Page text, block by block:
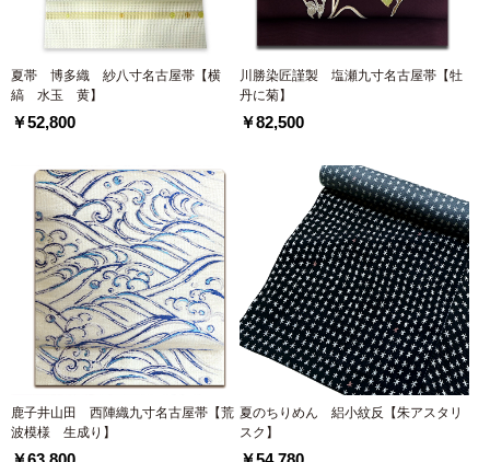
夏帯 博多織 紗八寸名古屋帯【横
縞 水玉 黄】
￥52,800
川勝染匠謹製 塩瀬九寸名古屋帯【牡
丹に菊】
￥82,500
鹿子井山田 西陣織九寸名古屋帯【荒
波模様 生成り】
夏のちりめん 絽小紋反【朱アスタリ
スク】